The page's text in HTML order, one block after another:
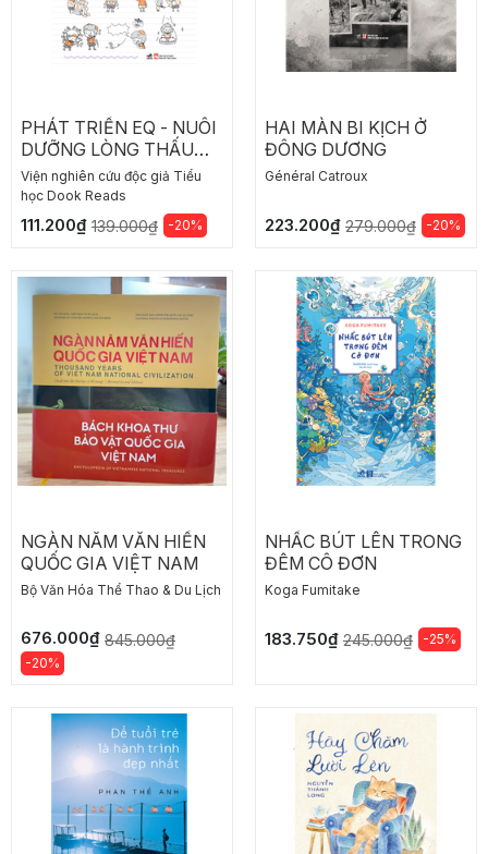
PHÁT TRIỂN EQ - NUÔI
DƯỠNG LÒNG THẤU
CẢM
Viện nghiên cứu độc giả Tiểu
học Dook Reads
111.200₫ 139.000₫ -20%
HAI MÀN BI KỊCH Ở
ĐÔNG DƯƠNG
Général Catroux
223.200₫ 279.000₫ -20%
NGÀN NĂM VĂN HIẾN
QUỐC GIA VIỆT NAM
Bộ Văn Hóa Thể Thao & Du Lịch
676.000₫ 845.000₫
-20%
NHẤC BÚT LÊN TRONG
ĐÊM CÔ ĐƠN
Koga Fumitake
183.750₫ 245.000₫ -25%